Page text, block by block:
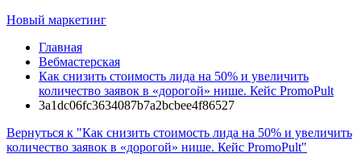
Новый маркетинг
Главная
Вебмастерская
Как снизить стоимость лида на 50% и увеличить
количество заявок в «дорогой» нише. Кейс PromoPult
3a1dc06fc3634087b7a2bcbee4f86527
Вернуться к "Как снизить стоимость лида на 50% и увеличить
количество заявок в «дорогой» нише. Кейс PromoPult"